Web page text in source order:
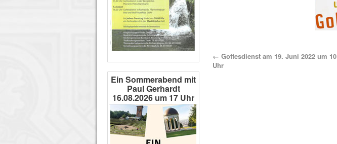
← Gottesdienst am 19. Juni 2022 um 10
Uhr
Ein Sommerabend mit
Paul Gerhardt
16.08.2026 um 17 Uhr